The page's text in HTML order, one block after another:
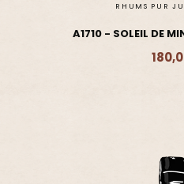
RHUMS PUR
A1710 - SOLEIL DE
Ajouter -